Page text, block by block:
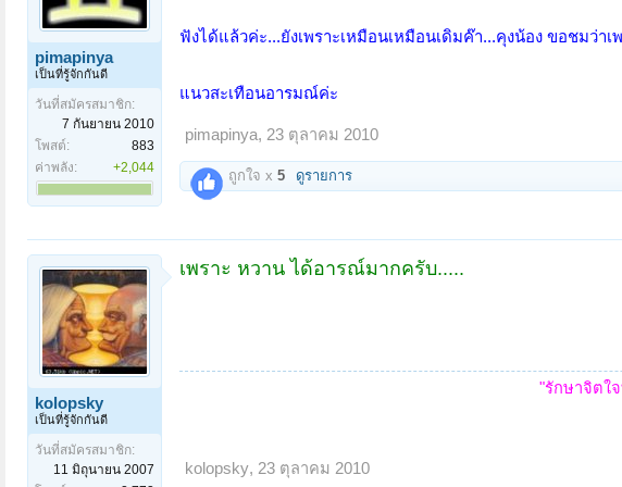
pimapinya
เป็นที่รู้จักกันดี
วันที่สมัครสมาชิก:
7 กันยายน 2010
โพสต์:
883
ค่าพลัง:
+2,044
ฟังได้แล้วค่ะ...ยังเพราะเหมือนเหมือนเดิมค๊า...คุงน้อง ขอชมว่าเ
แนวสะเทือนอารมณ์ค่ะ
pimapinya, 23 ตุลาคม 2010
ถูกใจ x 5 ดูรายการ
kolopsky
เป็นที่รู้จักกันดี
วันที่สมัครสมาชิก:
11 มิถุนายน 2007
เพราะ หวาน ได้อารณ์มากครับ.....
"รักษาจิตใ
kolopsky, 23 ตุลาคม 2010